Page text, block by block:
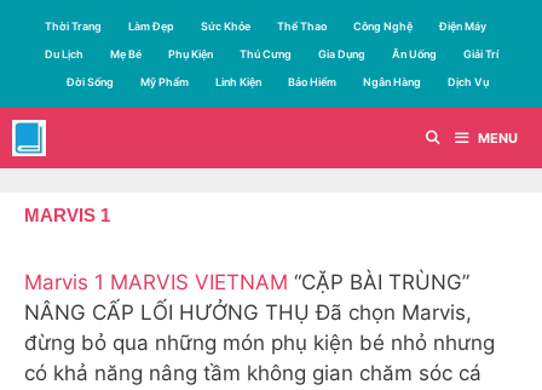
dung
Thời Trang Làm Đẹp Sức Khỏe Thể Thao Công Nghệ Điện Máy
Du Lịch Mẹ Bé Phụ Kiện Thú Cưng Gia Dụng Ăn Uống Giải Trí
Đời Sống Mỹ Phẩm Linh Kiện Bảo Hiểm Ngân Hàng Dịch Vụ
MENU
MARVIS 1
Marvis 1 MARVIS VIETNAM “CẶP BÀI TRÙNG”
NÂNG CẤP LỐI HƯỞNG THỤ Đã chọn Marvis,
đừng bỏ qua những món phụ kiện bé nhỏ nhưng
có khả năng nâng tầm không gian chăm sóc cá